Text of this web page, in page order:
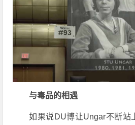
与毒品的相遇
如果说DU博让Ungar不断站